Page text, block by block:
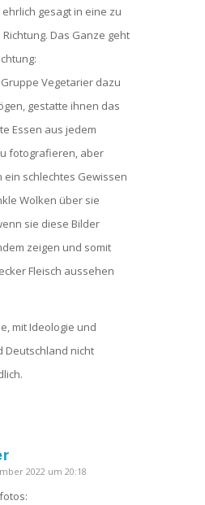
ehrlich gesagt in eine zu
Das Ganze geht
Vegetarier dazu
gestatte ihnen das
Essen aus jedem
fotografieren, aber
ein schlechtes Gewissen
Wolken über sie
sie diese Bilder
zeigen und somit
Fleisch aussehen
mit Ideologie und
Deutschland nicht
2022 um 20:18